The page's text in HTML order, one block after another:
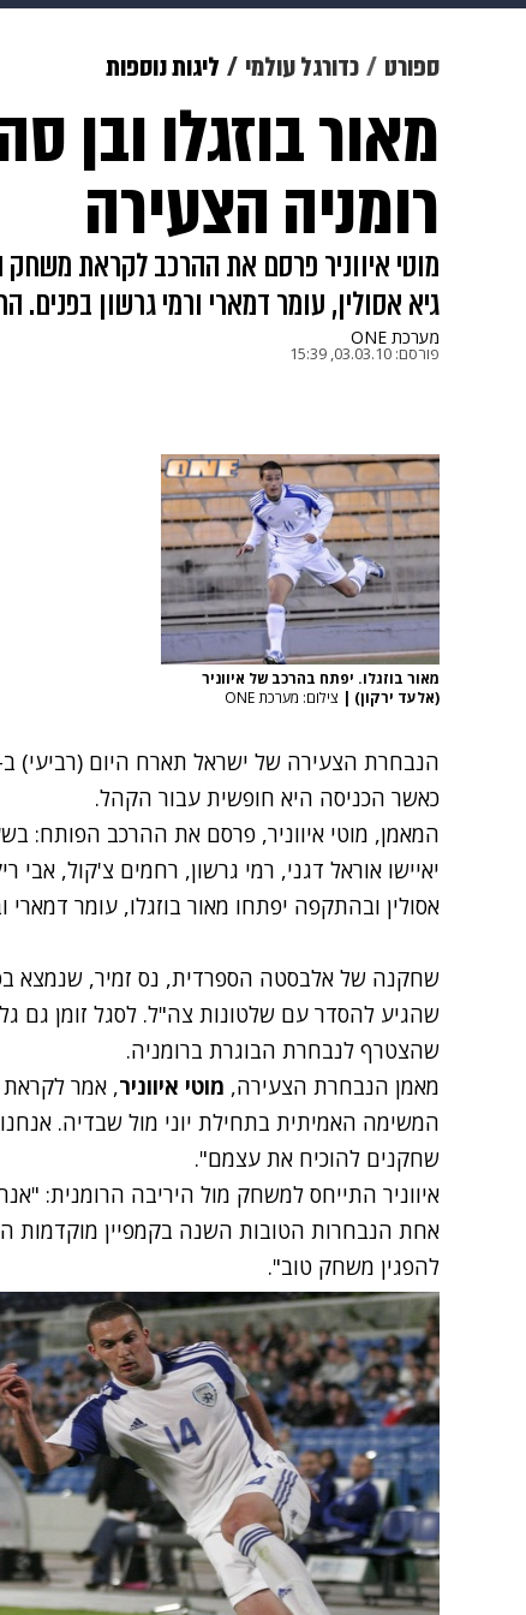
תרבות צבא וביטחון
גאווה ויוה משפט תשעה
ספורט כדורגל עולמי ליגות נוספות
מאור בוזגלו ובן
רומניה הצעירה
גיא אסולין, עומר דמארי ורמי גרשון בפנים.
מערכת ONE
פורסם: 03.03.10, 15:39
מאור בוזגלו. יפתח בהרכב של איווניר
(אלעד ירקון) | צילום: מערכת ONE
כאשר הכניסה היא חופשית עבור הקהל.
המאמן, מוטי איווניר, פרסם את ההרכב הפותח:
יאיישו אוראל דגני, רמי גרשון, רחמים צ'קול, אבי
אסולין ובהתקפה יפתחו מאור בוזגלו, עומר דמארי
שחקנה של אלבסטה הספרדית, נס זמיר, שנמצא
שהגיע להסדר עם שלטונות צה"ל. לסגל זומן גם
שהצטרף לנבחרת הבוגרת ברומניה.
מאמן הנבחרת הצעירה, מוטי איווניר, אמר
המשימה האמיתית בתחילת יוני מול שבדיה.
שחקנים להוכיח את עצמם".
איווניר התייחס למשחק מול היריבה הרומנית:
אחת הנבחרות הטובות השנה בקמפיין מוקדמות
להפגין משחק טוב".